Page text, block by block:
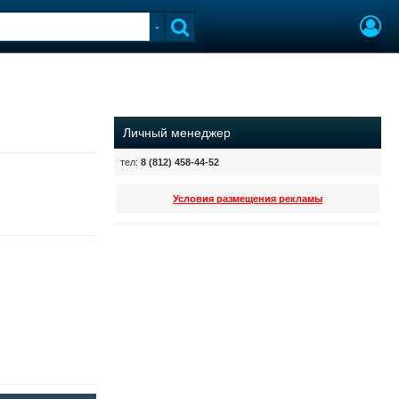
Личный менеджер
тел: 8 (812) 458-44-52
Условия размещения рекламы